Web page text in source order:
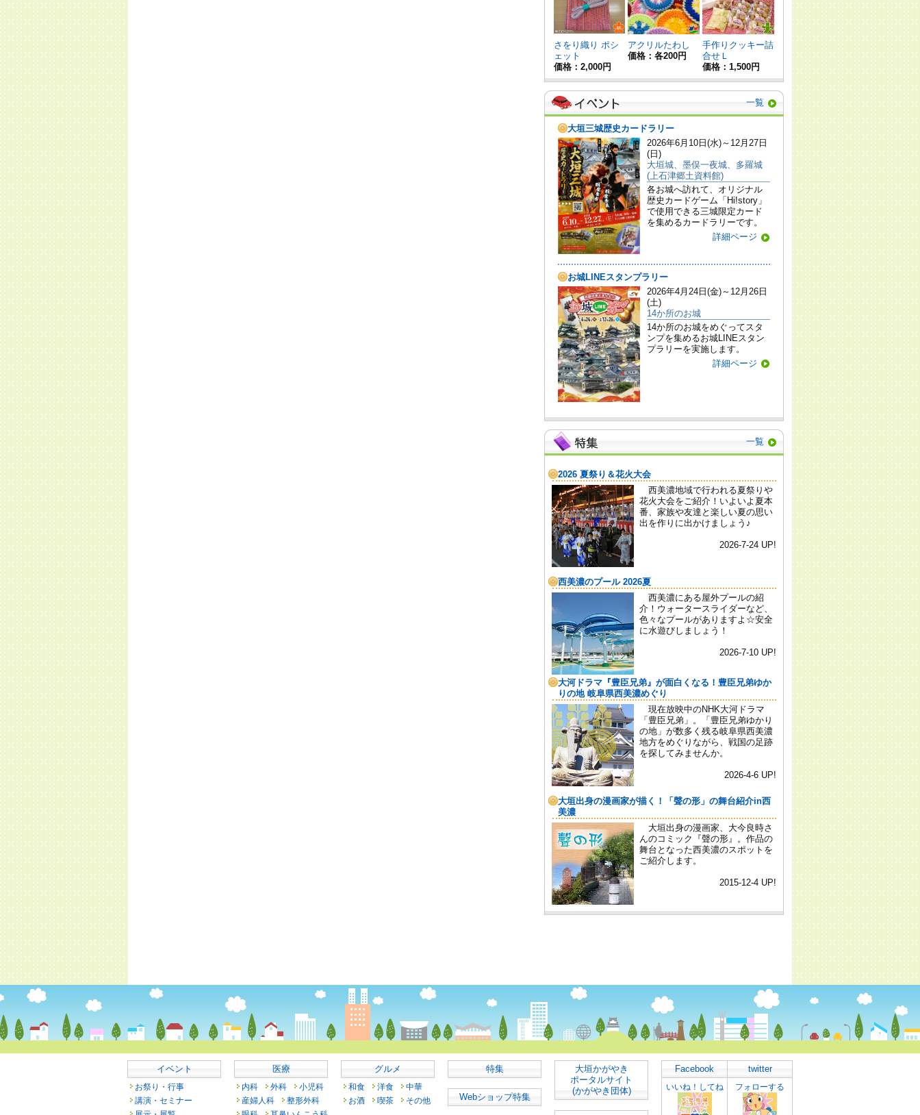
イベント
お祭り・行事
講演・セミナー
医療
内科 外科
小児科
産婦人科
整形外科
グルメ
和食 洋食
中華
お酒
喫茶 その他
特集
Webショップ特集
大垣かがやき
ポータルサイト
(かがやき団体)
Facebook
いいね！してね
twitter
フォローする